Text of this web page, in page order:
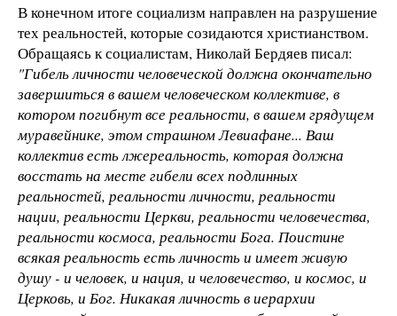
В конечном итоге социализм направлен на разрушение
тех реальностей, которые созидаются христианством.
Обращаясь к социалистам, Николай Бердяев писал:
"Гибель личности человеческой должна окончательно
завершиться в вашем человеческом коллективе, в
котором погибнут все реальности, в вашем грядущем
муравейнике, этом страшном Левиафане... Ваш
коллектив есть лжереальность, которая должна
восстать на месте гибели всех подлинных
реальностей, реальности личности, реальности
нации, реальности Церкви, реальности человечества,
реальности космоса, реальности Бога. Поистине
всякая реальность есть личность и имеет живую
душу - и человек, и нация, и человечество, и космос, и
Церковь, и Бог. Никакая личность в иерархии